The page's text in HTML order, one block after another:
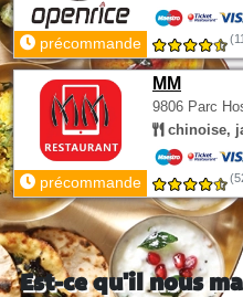
précommande
MM
9806 Parc
chinoise,
précommande
Est-ce qu'il nous